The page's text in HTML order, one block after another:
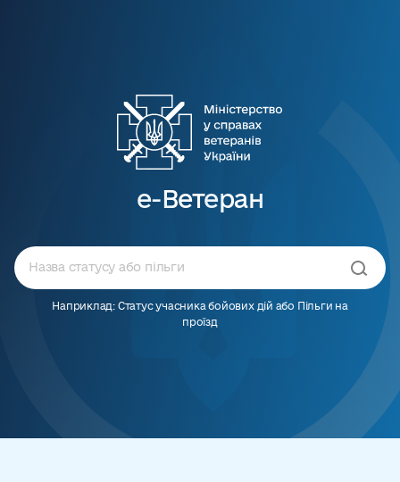
е-Ветеран
Наприклад: Статус учасника бойових дій або Пільги на
проїзд